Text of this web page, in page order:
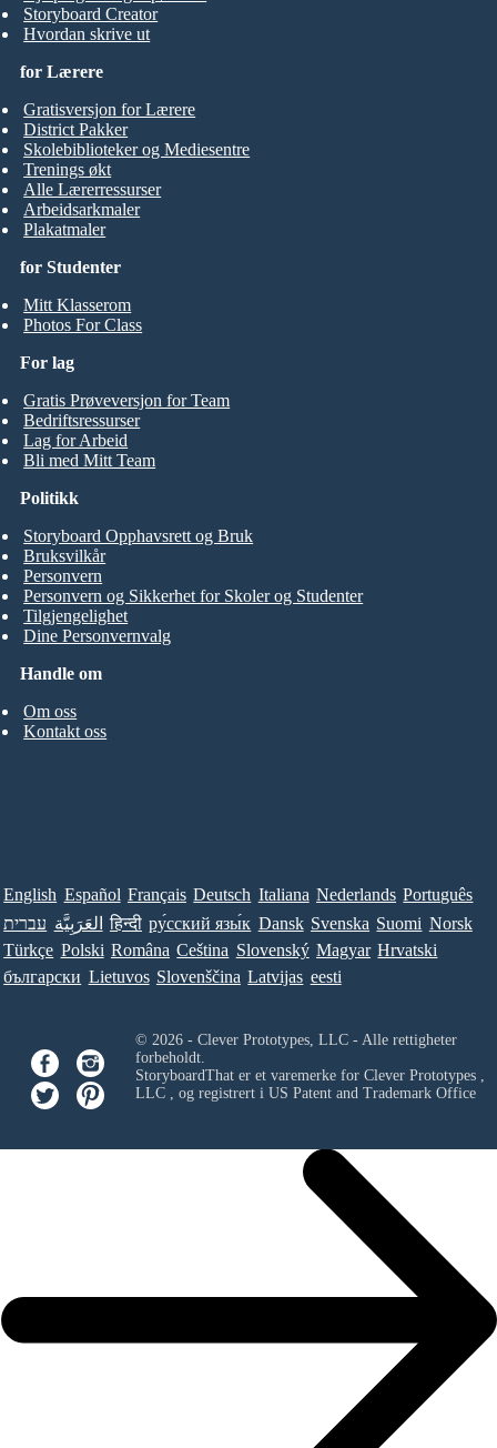
Storyboard Creator
Hvordan skrive ut
for Studenter
Mitt Klasserom
Photos For Class
for Lærere
Gratisversjon for Lærere
District Pakker
Skolebiblioteker og Mediesentre
Trenings økt
Alle Lærerressurser
Arbeidsarkmaler
Plakatmaler
For lag
Gratis Prøveversjon for Team
Bedriftsressurser
Lag for Arbeid
Bli med Mitt Team
Handle om
Om oss
Kontakt oss
Politikk
Storyboard Opphavsrett og Bruk
Bruksvilkår
Personvern
Personvern og Sikkerhet for Skoler og Studenter
Tilgjengelighet
Dine Personvernvalg
English Español Français Deutsch Italiana Nederlands Português
עברית العَرَبِيَّة हिन्दी ру́сский язы́к Dansk Svenska Suomi Norsk
Türkçe Polski Româna Ceština Slovenský Magyar Hrvatski
български Lietuvos Slovenščina Latvijas eesti
© 2026 - Clever Prototypes, LLC - Alle rettigheter
forbeholdt.
StoryboardThat er et varemerke for Clever Prototypes ,
LLC, og registrert i US Patent and Trademark Office